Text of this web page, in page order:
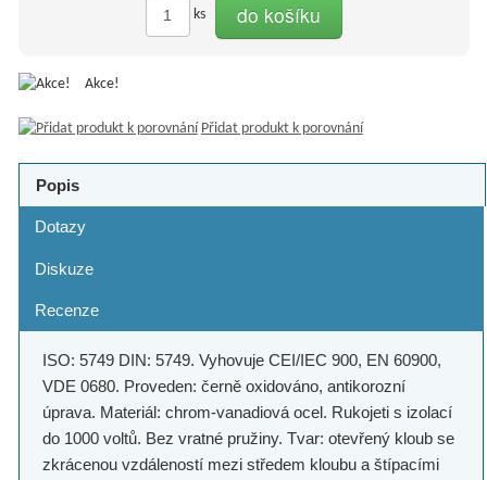
ks do košíku
Akce!
Přidat produkt k porovnání
Popis
Dotazy
Diskuze
Recenze
ISO: 5749 DIN: 5749. Vyhovuje CEI/IEC 900, EN 60900,
VDE 0680. Proveden: černě oxidováno, antikorozní
úprava. Materiál: chrom-vanadiová ocel. Rukojeti s izolací
do 1000 voltů. Bez vratné pružiny. Tvar: otevřený kloub se
zkrácenou vzdáleností mezi středem kloubu a štípacími